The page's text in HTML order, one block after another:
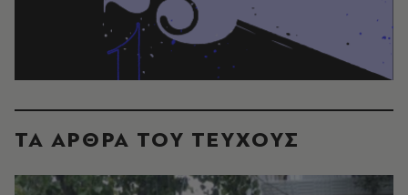
ΤΑ ΑΡΘΡΑ ΤΟΥ ΤΕΥΧΟΥΣ